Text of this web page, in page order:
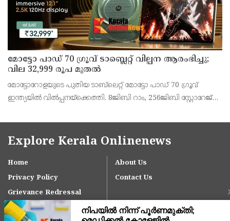
മോട്ടോ പാഡ് 70 ഗ്രൂവ് ടാബ്ലെറ്റ് വില്പന ആരംഭിച്ചു;
വില 32,999 രൂപ മുതൽ
മോട്ടോറോളയുടെ പുതിയ ടാബ്‌ലെറ്റ് മോട്ടോ പാഡ് 70 ഗ്രൂവ്
ഇന്ത്യയിൽ വിൽപ്പനയ്‌ക്കെത്തി. 8ജിബി റാം, 256ജിബി സ്റ്റോറേജ്
ഉൾപ്പെടെ 32,999 രൂപയാണ് ഫലപ്രദമായ
Explore Kerala Onlinenews
Home
About Us
Privacy Policy
Contact Us
Grievance Redressal